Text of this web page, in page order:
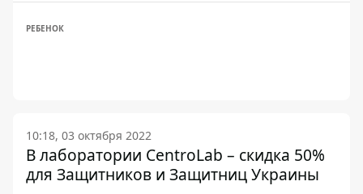
РЕБЕНОК
10:18, 03 октября 2022
В лаборатории CentroLab – скидка 50%
для Защитников и Защитниц Украины